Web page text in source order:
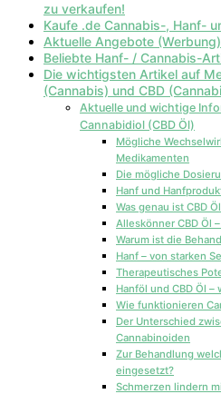
zu verkaufen!
Kaufe .de Cannabis-, Hanf-
Aktuelle Angebote
Beliebte Hanf- / Cannabis-
Die wichtigsten Artikel auf
(Cannabis) und CBD
Aktuelle und wichtige
Cannabidiol (CBD Öl)
Mögliche
Medikamenten
Die mögliche
Hanf und
Was genau ist CBD
Alleskönner CBD Öl
Warum ist die
Hanf – von starken
Therapeutisches
Hanföl und CBD Öl –
Wie funktionieren
Der Unterschied
Cannabinoiden
Zur Behandlung
eingesetzt?
Schmerzen lindern